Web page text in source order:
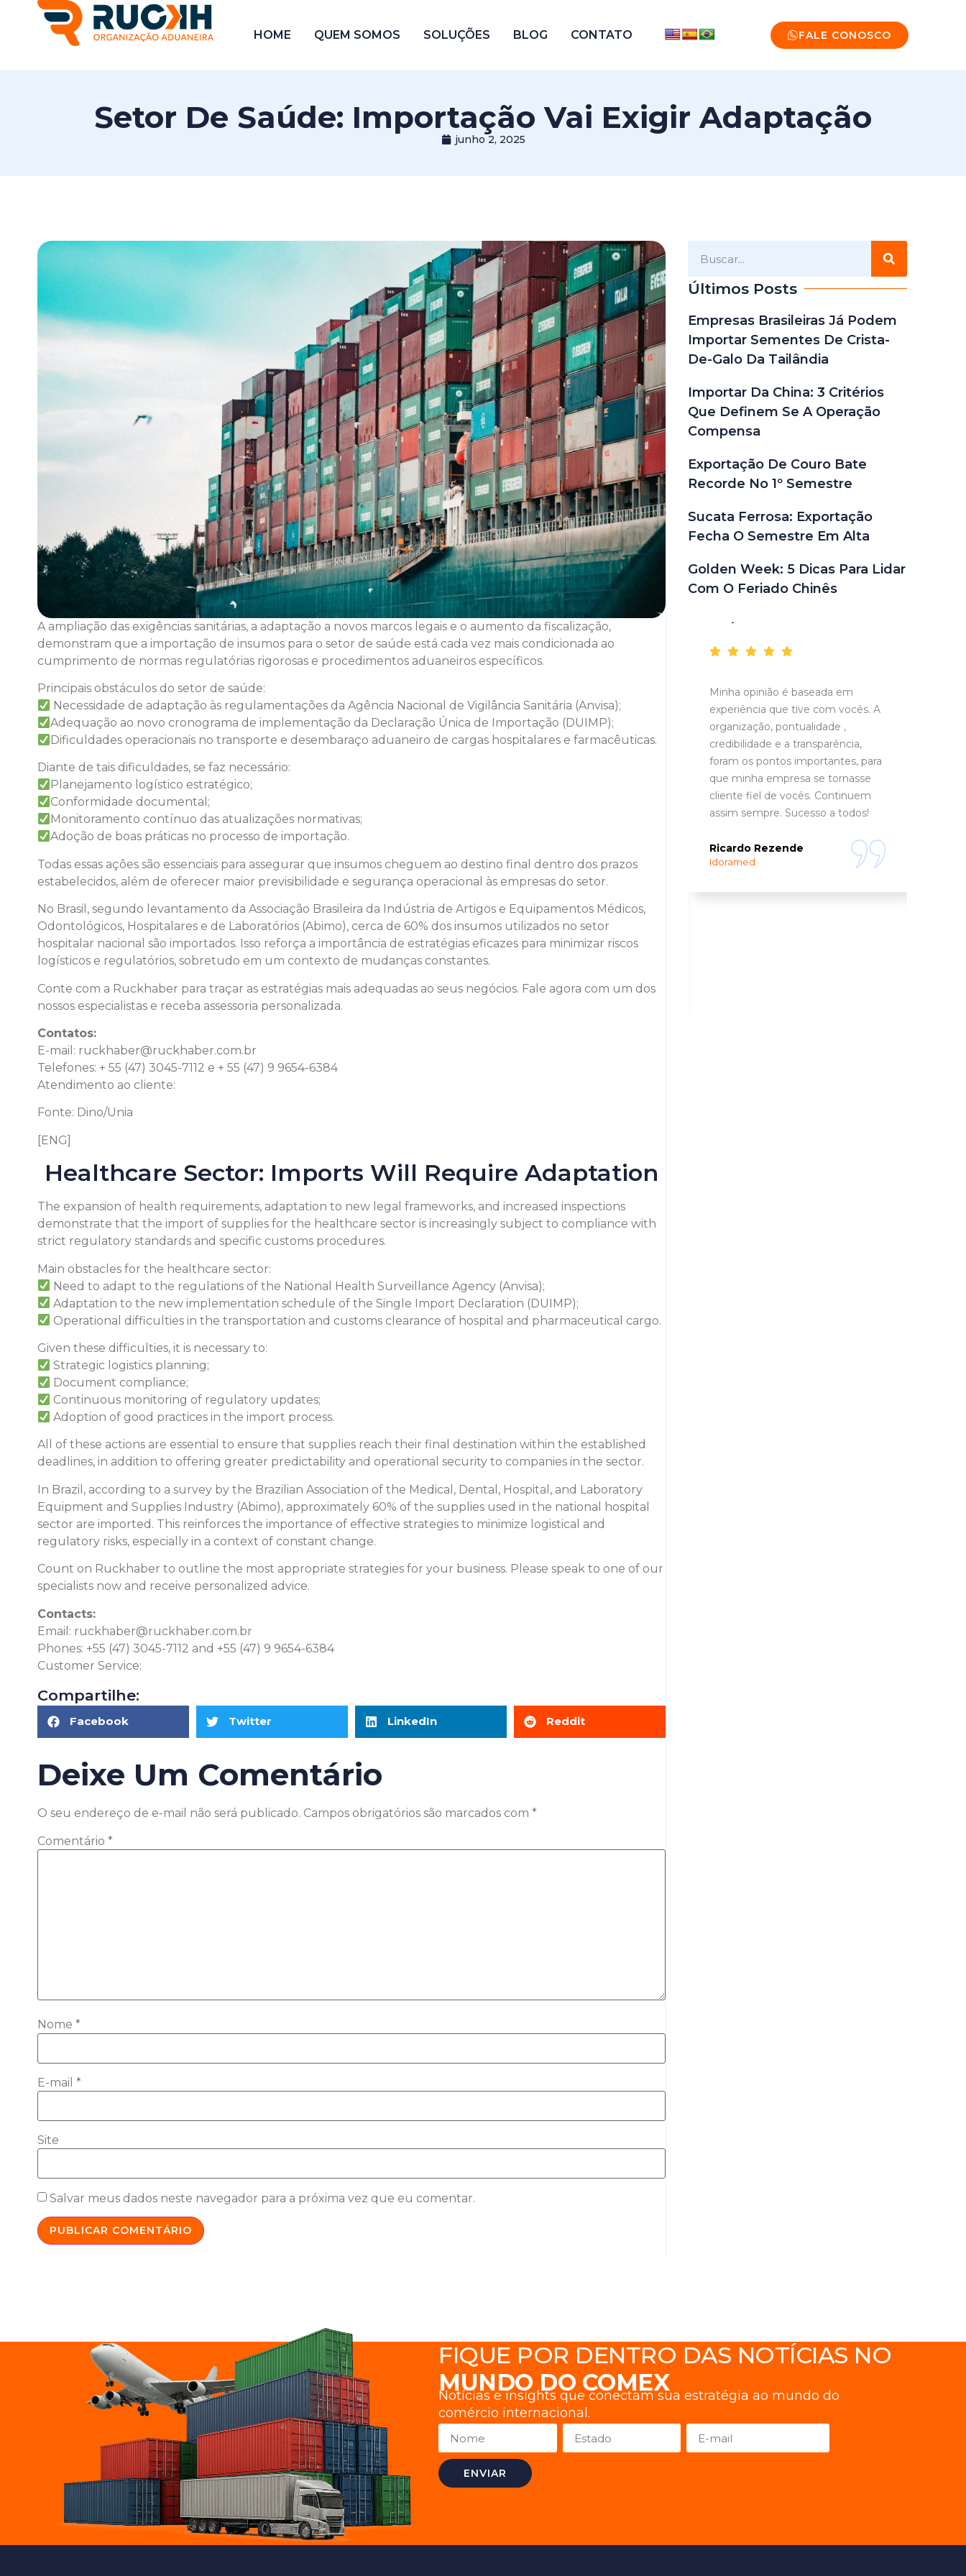
HOME QUEM SOMOS SOLUÇÕES BLOG CONTATO FALE CONOSCO
Setor De Saúde: Importação Vai Exigir Adaptação
junho 2, 2025
A ampliação das exigências sanitárias, a adaptação a novos marcos legais e o aumento da fiscalização,
demonstram que a importação de insumos para o setor de saúde está cada vez mais condicionada ao
cumprimento de normas regulatórias rigorosas e procedimentos aduaneiros específicos.
Principais obstáculos do setor de saúde:
Necessidade de adaptação às regulamentações da Agência Nacional de Vigilância Sanitária (Anvisa);
Adequação ao novo cronograma de implementação da Declaração Única de Importação (DUIMP);
Dificuldades operacionais no transporte e desembaraço aduaneiro de cargas hospitalares e farmacêuticas.
Diante de tais dificuldades, se faz necessário:
Planejamento logístico estratégico;
Conformidade documental;
Monitoramento contínuo das atualizações normativas;
Adoção de boas práticas no processo de importação.
Todas essas ações são essenciais para assegurar que insumos cheguem ao destino final dentro dos prazos
estabelecidos, além de oferecer maior previsibilidade e segurança operacional às empresas do setor.
No Brasil, segundo levantamento da Associação Brasileira da Indústria de Artigos e Equipamentos Médicos,
Odontológicos, Hospitalares e de Laboratórios (Abimo), cerca de 60% dos insumos utilizados no setor
hospitalar nacional são importados. Isso reforça a importância de estratégias eficazes para minimizar riscos
logísticos e regulatórios, sobretudo em um contexto de mudanças constantes.
Conte com a Ruckhaber para traçar as estratégias mais adequadas ao seus negócios. Fale agora com um dos
nossos especialistas e receba assessoria personalizada.
Contatos:
E-mail: ruckhaber@ruckhaber.com.br
Telefones: + 55 (47) 3045-7112 e + 55 (47) 9 9654-6384
Atendimento ao cliente:
Fonte: Dino/Unia
[ENG]
Healthcare Sector: Imports Will Require Adaptation
The expansion of health requirements, adaptation to new legal frameworks, and increased inspections
demonstrate that the import of supplies for the healthcare sector is increasingly subject to compliance with
strict regulatory standards and specific customs procedures.
Main obstacles for the healthcare sector:
Need to adapt to the regulations of the National Health Surveillance Agency (Anvisa);
Adaptation to the new implementation schedule of the Single Import Declaration (DUIMP);
Operational difficulties in the transportation and customs clearance of hospital and pharmaceutical cargo.
Given these difficulties, it is necessary to:
Strategic logistics planning;
Document compliance;
Continuous monitoring of regulatory updates;
Adoption of good practices in the import process.
All of these actions are essential to ensure that supplies reach their final destination within the established
deadlines, in addition to offering greater predictability and operational security to companies in the sector.
In Brazil, according to a survey by the Brazilian Association of the Medical, Dental, Hospital, and Laboratory
Equipment and Supplies Industry (Abimo), approximately 60% of the supplies used in the national hospital
sector are imported. This reinforces the importance of effective strategies to minimize logistical and
regulatory risks, especially in a context of constant change.
Count on Ruckhaber to outline the most appropriate strategies for your business. Please speak to one of our
specialists now and receive personalized advice.
Contacts:
Email: ruckhaber@ruckhaber.com.br
Phones: +55 (47) 3045-7112 and +55 (47) 9 9654-6384
Customer Service:
Compartilhe:
Facebook Twitter LinkedIn Reddit
Deixe Um Comentário
O seu endereço de e-mail não será publicado. Campos obrigatórios são marcados com *
Comentário *
Nome *
E-mail *
Site
Salvar meus dados neste navegador para a próxima vez que eu comentar.
Últimos Posts
Empresas Brasileiras Já Podem
Importar Sementes De Crista-
De-Galo Da Tailândia
Importar Da China: 3 Critérios
Que Definem Se A Operação
Compensa
Exportação De Couro Bate
Recorde No 1º Semestre
Sucata Ferrosa: Exportação
Fecha O Semestre Em Alta
Golden Week: 5 Dicas Para Lidar
Com O Feriado Chinês
Depoimentos
estamos aqui dando nosso
depoimento sobre a Ruckhaber.
Confiança e seriedade faz toda a
Atendimento, qualidade,
responsabilidade e
alicerces. São merecedores de
todo o sucesso.
Pedro Holdefer
Apc do Brasil Ltda
Minha opinião é baseada em
experiência que tive com vocês. A
organização, pontualidade ,
credibilidade e a transparência,
foram os pontos importantes, para
que minha empresa se tornasse
cliente fiel de vocês. Continuem
assim sempre. Sucesso a todos!
Ricardo Rezende
Idoramed
FIQUE POR DENTRO DAS NOTÍCIAS NO
MUNDO DO COMEX
Notícias e insights que conectam sua estratégia ao mundo do
comércio internacional.
ENVIAR